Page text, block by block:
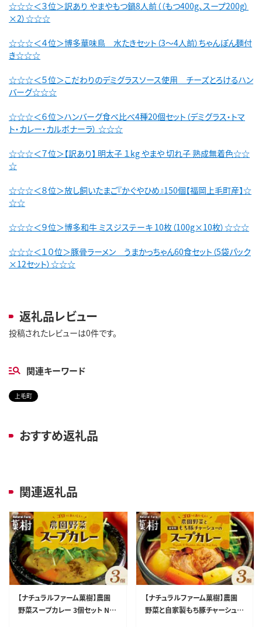
☆☆☆＜３位＞訳あり やまやもつ鍋8人前（（もつ400g、スープ200g）
×2）☆☆☆
☆☆☆＜４位＞博多華味鳥 水たきセット（3～4人前）ちゃんぽん麺付
き☆☆☆
☆☆☆＜５位＞こだわりのデミグラスソース使用 チーズとろけるハン
バーグ☆☆☆
☆☆☆＜６位＞ハンバーグ食べ比べ4種20個セット（デミグラス・トマ
ト・カレー・カルボナーラ） ☆☆☆
☆☆☆＜７位＞【訳あり】 明太子 １kg やまや 切れ子 熟成無着色☆☆
☆
☆☆☆＜８位＞放し飼いたまご『かぐやひめ』150個【福岡上毛町産】☆
☆☆
☆☆☆＜９位＞博多和牛 ミスジステーキ 10枚（100g×10枚）☆☆☆
☆☆☆＜１０位＞豚骨ラーメン うまかっちゃん60食セット（5袋パック
×12セット）☆☆☆
返礼品レビュー
投稿されたレビューは0件です。
関連キーワード
上毛町
おすすめ返礼品
関連返礼品
【ナチュラルファーム菓樹】農園
野菜スープカレー 3個セット NK
【ナチュラルファーム菓樹】農園
野菜と自家製もち豚チャーシュ